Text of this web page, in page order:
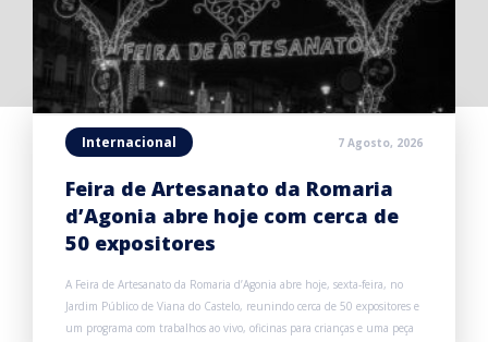
Internacional 7 Agosto, 2026
Feira de Artesanato da Romaria
d’Agonia abre hoje com cerca de
50 expositores
A Feira de Artesanato da Romaria d’Agonia abre hoje, sexta-feira, no
Jardim Público de Viana do Castelo, reunindo cerca de 50 expositores e
um programa com trabalhos ao vivo, oficinas para crianças e uma peça